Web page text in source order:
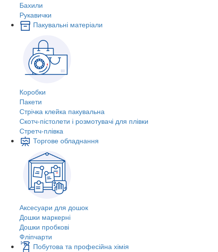
Бахили
Рукавички
Пакувальні матеріали
Коробки
Пакети
Стрічка клейка пакувальна
Скотч-пістолети і розмотувачі для плівки
Стретч-плівка
Торгове обладнання
Аксесуари для дошок
Дошки маркерні
Дошки пробкові
Фліпчарти
Побутова та професійна хімія